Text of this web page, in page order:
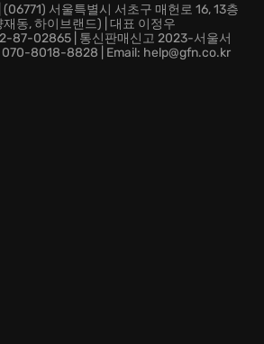
혀진 과거를 파헤치고, 진실을 마주
지금 바로 시작하세요! 그녀의 이야
깊은 곳에 오랫동안 기억될 것입니
서울특별시 서초구 매헌로 16, 13층
재동, 하이브랜드) | 대표 이정우
87-02865 | 통신판매신고 2023-서울서
070-8018-8828 | Email: help@gfn.co.kr